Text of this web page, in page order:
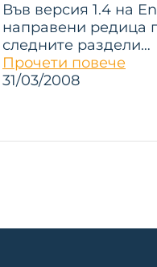
Във версия 1.4 на
направени редица
следните раздели…
Прочети повече
31/03/2008